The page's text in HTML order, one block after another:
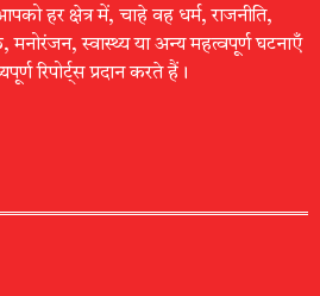
हर क्षेत्र में, चाहे वह धर्म, राजनीति,
स्वास्थ्य या अन्य महत्वपूर्ण घटनाएँ
रिपोर्ट्स प्रदान करते हैं।